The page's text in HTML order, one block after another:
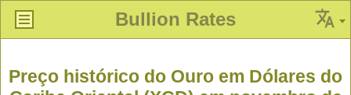
Bullion Rates
Preço histórico do Ouro em Dólares do